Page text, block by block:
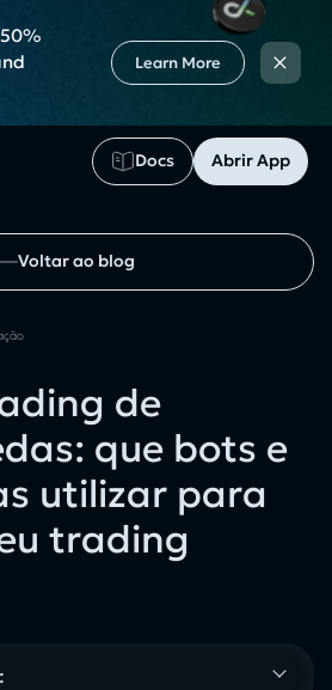
Docs Abrir App
Learn More ×
Voltar ao blog
de
que bots e
utilizar para
trading